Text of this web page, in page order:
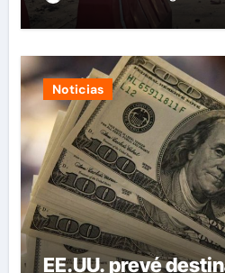
Noticias
EE.UU. prevé